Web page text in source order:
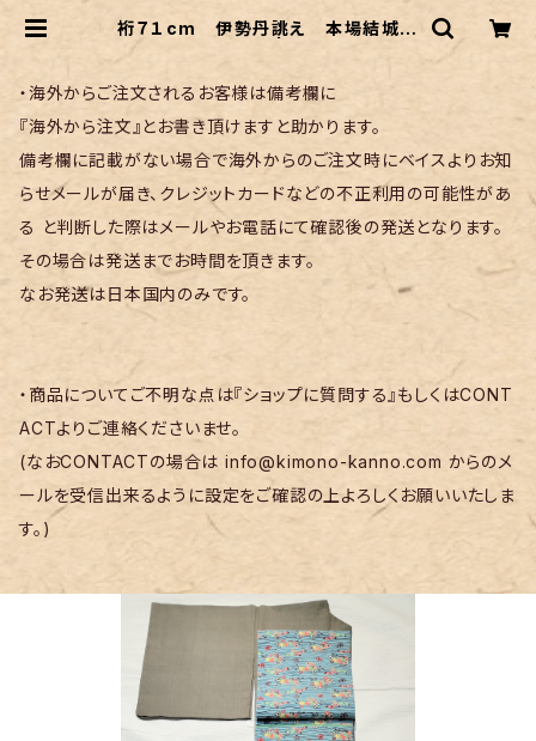
裄７１cm 伊勢丹誂え 本場結城紬
の色無地グレー色 | リサイクル着物
・海外からご注文されるお客様は備考欄に
『海外から注文』とお書き頂けますと助かります。
備考欄に記載がない場合で海外からのご注文時にベイスよりお知
らせメールが届き、クレジットカードなどの不正利用の可能性があ
る と判断した際はメールやお電話にて確認後の発送となります。
その場合は発送までお時間を頂きます。
なお発送は日本国内のみです。
・商品についてご不明な点は『ショップに質問する』もしくはCONT
ACTよりご連絡くださいませ。
(なおCONTACTの場合はinfo@kimono-kanno.com からのメ
ールを受信出来るように設定をご確認の上よろしくお願いいたしま
す。)